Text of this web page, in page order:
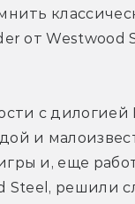
от Westwood
с
и
и, еще
решили